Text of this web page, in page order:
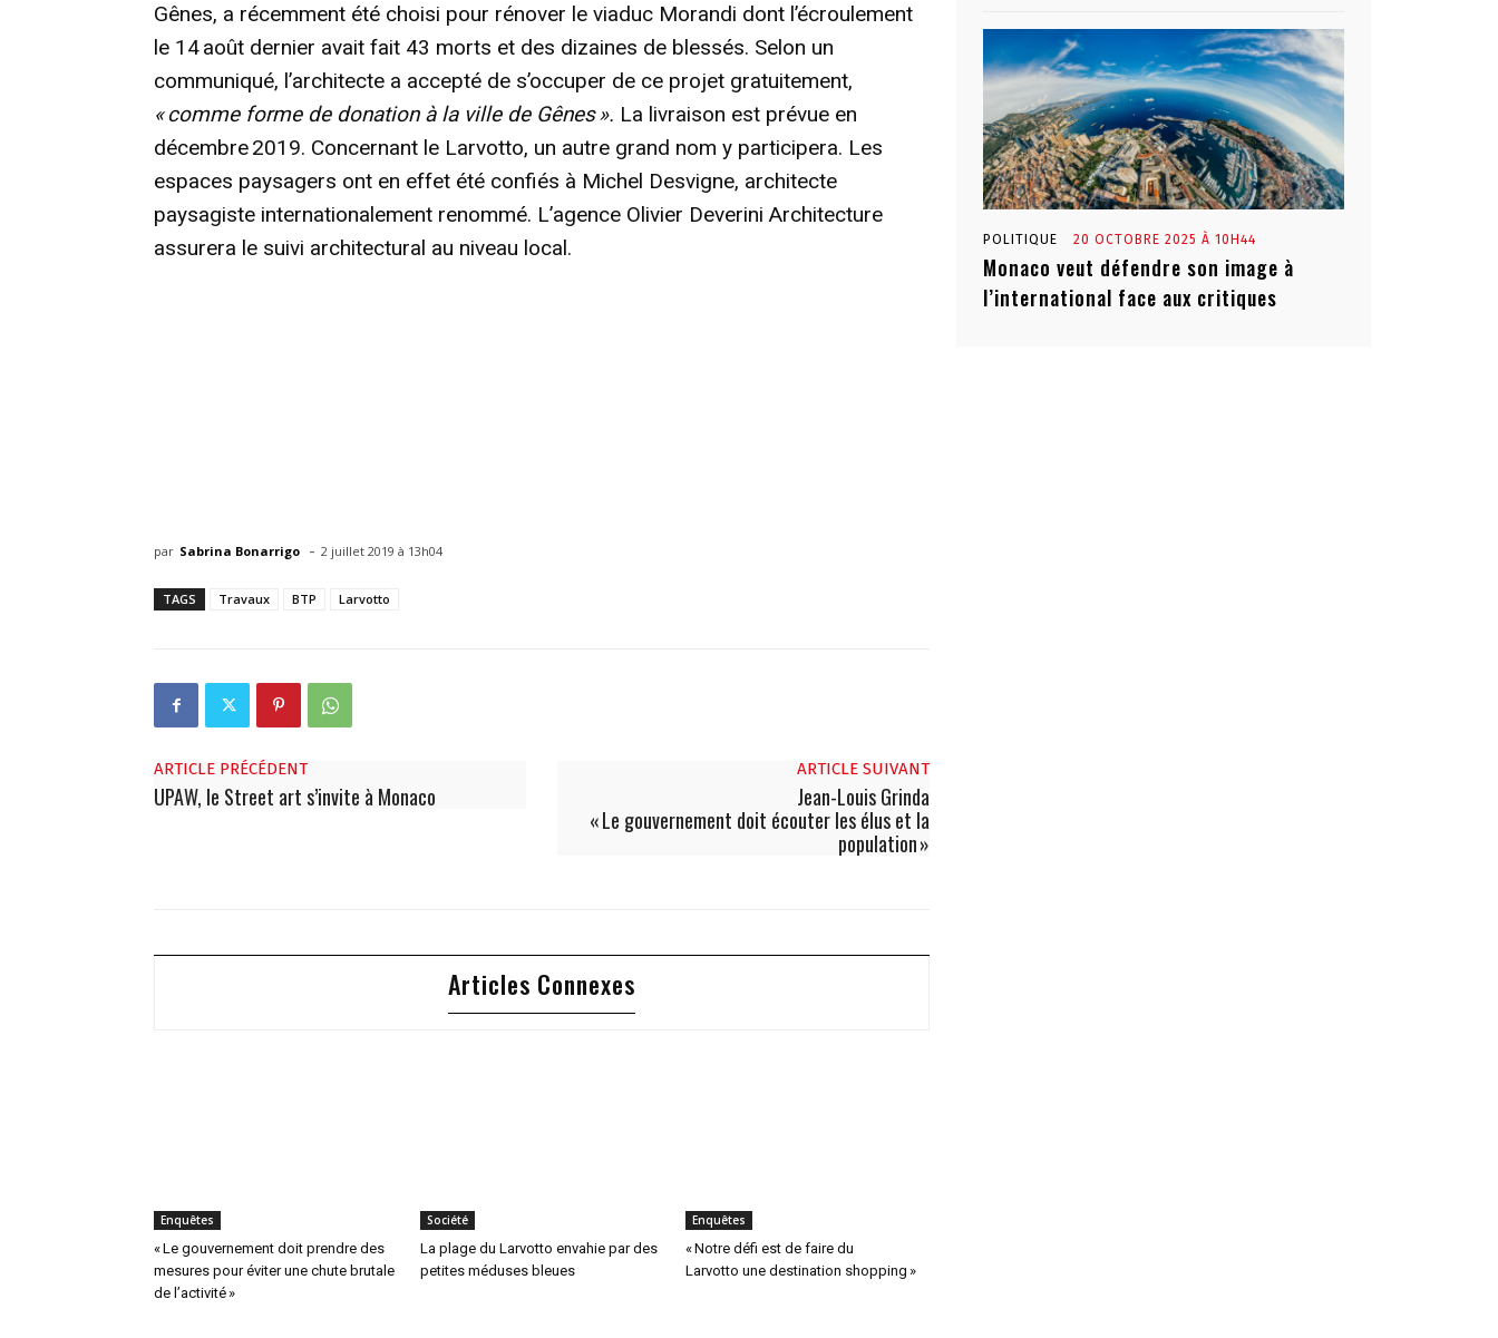
Gênes, a récemment été choisi pour rénover le viaduc Morandi dont l’écroulement
le 14 août dernier avait fait 43 morts et des dizaines de blessés. Selon un
communiqué, l’architecte a accepté de s’occuper de ce projet gratuitement,
« comme forme de donation à la ville de Gênes ». La livraison est prévue en
décembre 2019. Concernant le Larvotto, un autre grand nom y participera. Les
espaces paysagers ont en effet été confiés à Michel Desvigne, architecte
paysagiste internationalement renommé. L’agence Olivier Deverini Architecture
assurera le suivi architectural au niveau local.
par Sabrina Bonarrigo - 2 juillet 2019 à 13h04
TAGS Travaux BTP Larvotto
ARTICLE PRÉCÉDENT
UPAW, le Street art s’invite à Monaco
ARTICLE SUIVANT
Jean-Louis Grinda
« Le gouvernement doit écouter les élus et la
population »
Articles Connexes
Enquêtes
« Le gouvernement doit prendre des
mesures pour éviter une chute brutale
de l’activité »
Société
La plage du Larvotto envahie par des
petites méduses bleues
Enquêtes
« Notre défi est de faire du
Larvotto une destination shopping »
POLITIQUE 20 OCTOBRE 2025 À 10H44
Monaco veut défendre son image à
l’international face aux critiques